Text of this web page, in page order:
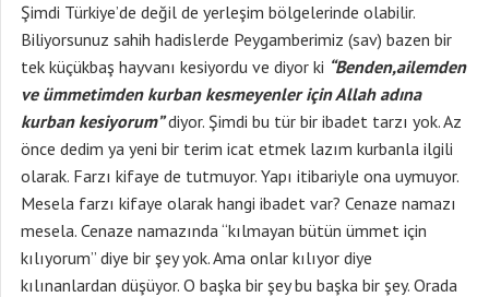
Şimdi Türkiye’de değil de yerleşim bölgelerinde olabilir.
Biliyorsunuz sahih hadislerde Peygamberimiz (sav) bazen bir
tek küçükbaş hayvanı kesiyordu ve diyor ki “Benden,ailemden
ve ümmetimden kurban kesmeyenler için Allah adına
kurban kesiyorum”diyor. Şimdi bu tür bir ibadet tarzı yok. Az
önce dedim ya yeni bir terim icat etmek lazım kurbanla ilgili
olarak. Farzı kifaye de tutmuyor. Yapı itibariyle ona uymuyor.
Mesela farzı kifaye olarak hangi ibadet var? Cenaze namazı
mesela. Cenaze namazında “kılmayan bütün ümmet için
kılıyorum” diye bir şey yok. Ama onlar kılıyor diye
kılınanlardan düşüyor. O başka bir şey bu başka bir şey. Orada